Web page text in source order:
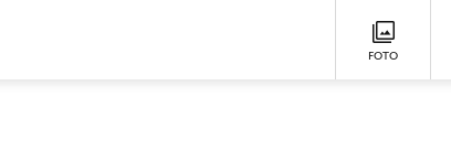
FOTO